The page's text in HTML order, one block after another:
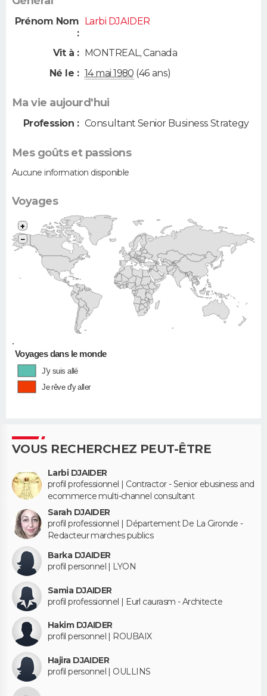
Prénom Nom
:
Larbi DJAIDER
Vit à : MONTREAL,Canada
Né le : 14 mai 1980 (46 ans)
Ma vie aujourd'hui
Profession : Consultant Senior Business Strategy
Mes goûts et passions
Aucune information disponible
Voyages
•
+
−
Voyages dans le monde
J'y suis allé
Je rêve d'y aller
VOUS RECHERCHEZ PEUT-ÊTRE
Larbi DJAIDER
profil professionnel | Contractor - Senior ebusiness and
ecommerce multi-channel consultant
Sarah DJAIDER
profil professionnel | Département De La Gironde -
Redacteur marches publics
Barka DJAIDER
profil personnel | LYON
Samia DJAIDER
profil professionnel | Eurl caurasm - Architecte
Hakim DJAIDER
profil personnel | ROUBAIX
Hajira DJAIDER
profil personnel | OULLINS